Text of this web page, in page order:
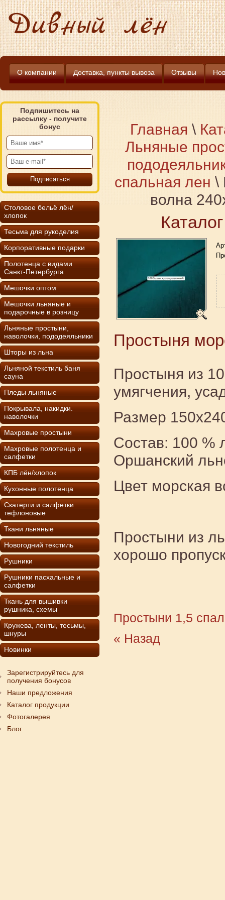
Дивный лён
О компании Доставка, пункты вывоза Отзывы
Подпишитесь на
рассылку - получите
бонус
Столовое бельё лён/
хлопок
Тесьма для рукоделия
Корпоративные подарки
Полотенца с видами
Санкт-Петербурга
Мешочки оптом
Мешочки льняные и
подарочные в розницу
Льняные простыни,
наволочки, пододеяльники
Шторы из льна
Льняной текстиль баня
сауна
Пледы льняные
Покрывала, накидки.
наволочки
Махровые простыни
Махровые полотенца и
салфетки
КПБ лён/хлопок
Кухонные полотенца
Скатерти и салфетки
тефлоновые
Ткани льняные
Новогодний текстиль
Рушники
Рушники пасхальные и
салфетки
Ткань для вышивки
рушника, схемы
Кружева, ленты, тесьмы,
шнуры
Новинки
Зарегистрируйтесь для
получения бонусов
Наши предложения
Каталог продукции
Фотогалерея
Блог
Главная \
Льняные
спальная лен \
волна
Простыня
Простыня из
умягчения,
Размер
Состав: 100 %
Оршанский
Цвет морская
Простыни из
хорошо
Простыни 1,5
« Назад